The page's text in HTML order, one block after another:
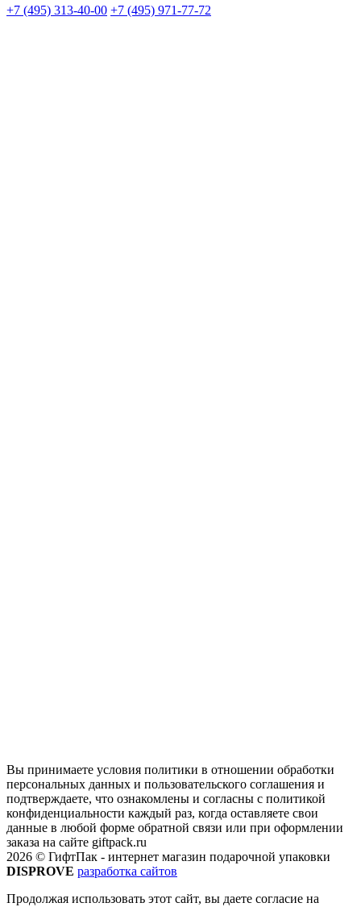
+7 (495) 313-40-00 +7 (495) 971-77-72
Вы принимаете условия политики в отношении обработки
персональных данных и пользовательского соглашения и
подтверждаете, что ознакомлены и согласны с политикой
конфиденциальности каждый раз, когда оставляете свои
данные в любой форме обратной связи или при оформлении
заказа на сайте giftpack.ru
2026 © ГифтПак - интернет магазин подарочной упаковки
DISPROVE разработка сайтов
Продолжая использовать этот сайт, вы даете согласие на